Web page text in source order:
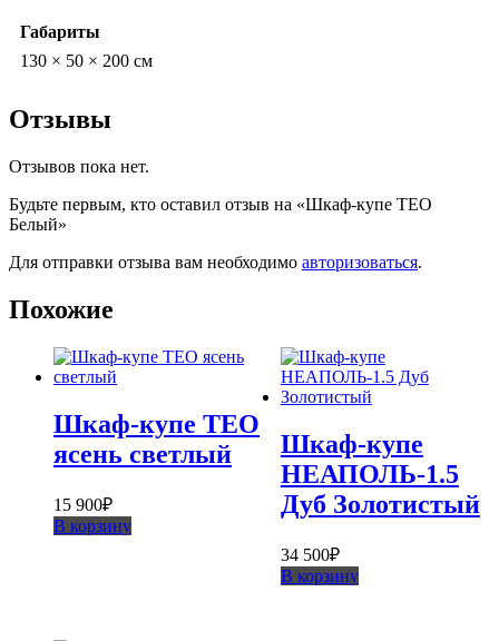
Габариты
130 × 50 × 200 см
Отзывы
Отзывов пока нет.
Будьте первым, кто оставил отзыв на «Шкаф-купе ТЕО
Белый»
Для отправки отзыва вам необходимо авторизоваться.
Похожие
Шкаф-купе ТЕО
ясень светлый
15 900₽
В корзину
Шкаф-купе
НЕАПОЛЬ-1.5
Дуб Золотистый
34 500₽
В корзину